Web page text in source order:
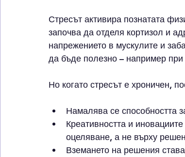
Стресът активира познатата
започва да отделя кортизол и
напрежението в мускулите и
да бъде полезно – например при
Но когато стресът е хроничен,
Намалява се способността
Креативността и
оцеляване, а не върху
Вземането на решения